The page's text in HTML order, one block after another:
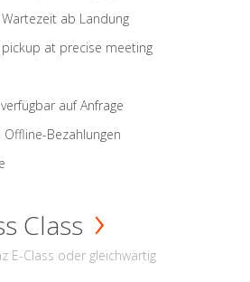
ab Landung
at precise meeting
auf Anfrage
Bezahlungen
Class
E-Class oder gleichwärtig